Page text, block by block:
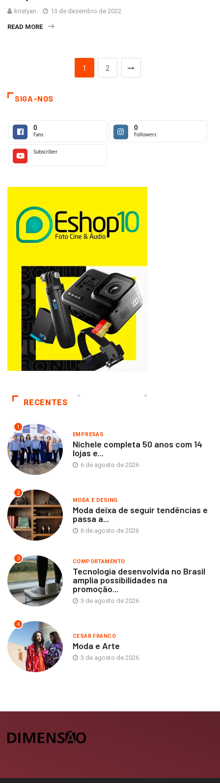
kristyan 13 de dezembro de 2022
READ MORE
1 2
SIGA-NOS
0
Fans
0
Followers
Subscriber
RECENTES
1
EMPRESAS
Nichele completa 50 anos com 14
lojas e...
6 de agosto de 2026
2
MODA E DESING
Moda deixa de seguir tendências e
passa a...
6 de agosto de 2026
3 COMPORTAMENTO
Tecnologia desenvolvida no Brasil
amplia possibilidades na
promoção...
3 de agosto de 2026
4
CESAR FRANCO
Moda e Arte
3 de agosto de 2026